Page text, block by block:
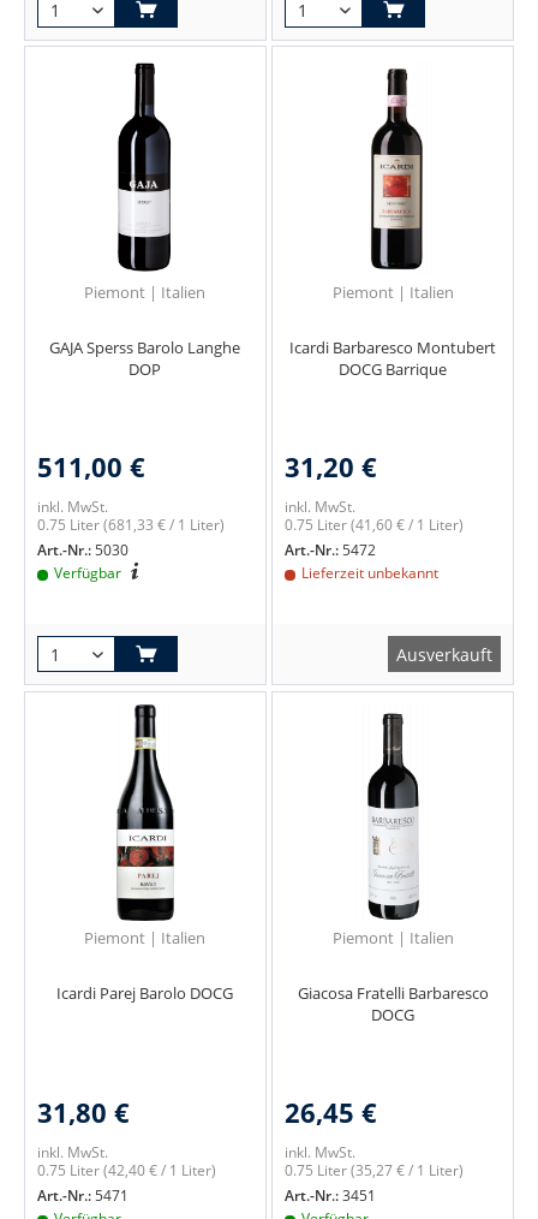
Piemont | Italien
GAJA Sperss Barolo Langhe
DOP
511,00 €
inkl. MwSt.
0.75 Liter(681,33 € / 1 Liter)
Art.-Nr.:5030
Verfügbar
Piemont | Italien
Icardi Barbaresco Montubert
DOCG Barrique
31,20 €
inkl. MwSt.
0.75 Liter(41,60 € / 1 Liter)
Art.-Nr.:5472
Lieferzeit unbekannt
Ausverkauft
Piemont | Italien
Icardi Parej Barolo DOCG
31,80 €
inkl. MwSt.
0.75 Liter(42,40 € / 1 Liter)
Art.-Nr.:5471
Piemont | Italien
Giacosa Fratelli Barbaresco
DOCG
26,45 €
inkl. MwSt.
0.75 Liter(35,27 € / 1 Liter)
Art.-Nr.:3451